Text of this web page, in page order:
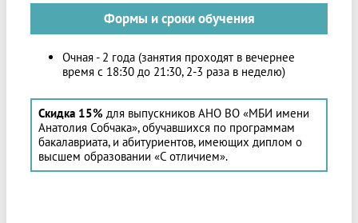
Формы и сроки обучения
Очная - 2 года (занятия проходят в вечернее
время с 18:30 до 21:30, 2-3 раза в неделю)
Скидка 15% для выпускников АНО ВО «МБИ имени
Анатолия Собчака», обучавшихся по программам
бакалавриата, и абитуриентов, имеющих диплом о
высшем образовании «С отличием».